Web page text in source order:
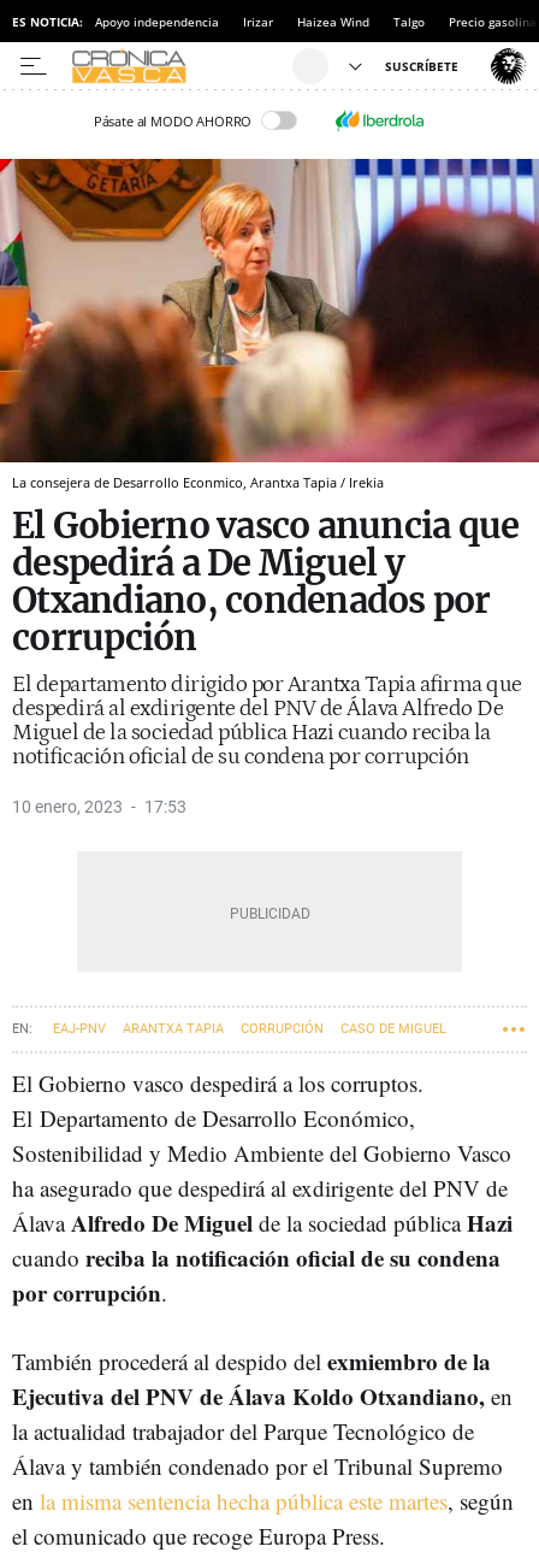
ES NOTICIA: Apoyo independencia Irizar Haizea Wind Talgo Precio gasolina
Pásate al MODO AHORRO
La consejera de Desarrollo Econmico, Arantxa Tapia / Irekia
El Gobierno vasco anuncia que
despedirá a De Miguel y
Otxandiano, condenados por
corrupción
El departamento dirigido por Arantxa Tapia afirma que
despedirá al exdirigente del PNV de Álava Alfredo De
Miguel de la sociedad pública Hazi cuando reciba la
notificación oficial de su condena por corrupción
10 enero, 2023 17:53
EAJ-PNV ARANTXA TAPIA CORRUPCIÓN CASO DE MIGUEL
El Gobierno vasco despedirá a los corruptos.
El Departamento de Desarrollo Económico,
Sostenibilidad y Medio Ambiente del Gobierno Vasco
ha asegurado que despedirá al exdirigente del PNV de
ÁlavaAlfredo De Miguel de la sociedad públicaHazi
cuando reciba la notificación oficial de su condena
por corrupción.
También procederá al despido del exmiembro de la
Ejecutiva del PNV de Álava Koldo Otxandiano, en
la actualidad trabajador del Parque Tecnológico de
Álava y también condenado por el Tribunal Supremo
en la misma sentencia hecha pública este martes, según
el comunicado que recoge Europa Press.